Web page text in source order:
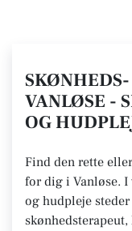
VANLØSE -
OG
Find den rette
for dig i Vanløse.
og hudpleje